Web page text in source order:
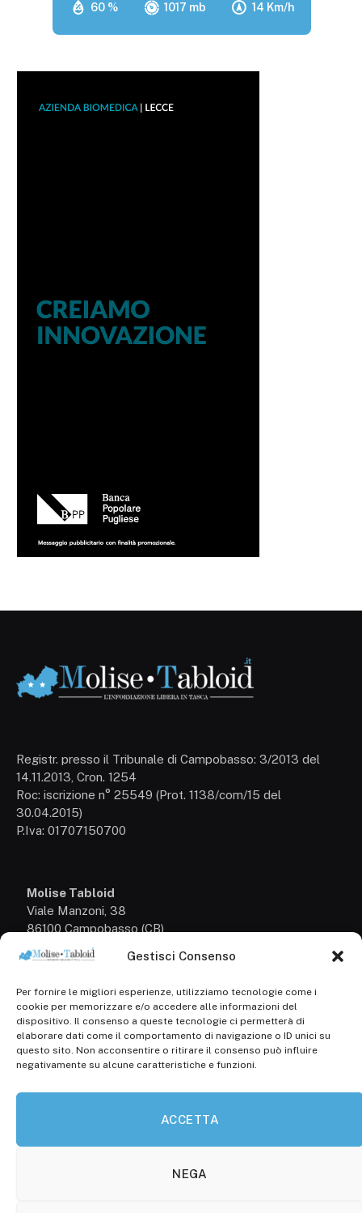
Gestisci Consenso
Per fornire le migliori esperienze, utilizziamo tecnologie come i
cookie per memorizzare e/o accedere alle informazioni del
dispositivo. Il consenso a queste tecnologie ci permetterà di
elaborare dati come il comportamento di navigazione o ID unici su
questo sito. Non acconsentire o ritirare il consenso può influire
negativamente su alcune caratteristiche e funzioni.
ACCETTA
NEGA
60 % 1017 mb 14 Km/h
Registr. presso il Tribunale di Campobasso: 3/2013 del
14.11.2013, Cron. 1254
Roc: iscrizione n° 25549 (Prot. 1138/com/15 del
30.04.2015)
P.Iva: 01707150700
Molise Tabloid
Viale Manzoni, 38
86100 Campobasso (CB)
Tel.+39 3333169466
Scrivici a:
info@molisetabloid.it
commerciale@molisetabloid.it
Disclaimer
Cookie Policy (UE)